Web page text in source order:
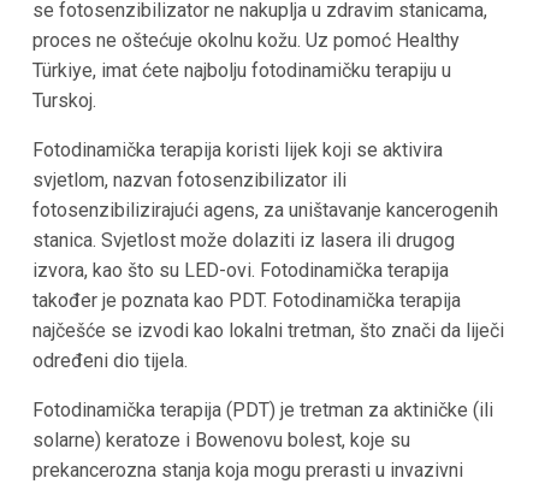
se fotosenzibilizator ne nakuplja u zdravim stanicama,
proces ne oštećuje okolnu kožu. Uz pomoć Healthy
Türkiye, imat ćete najbolju fotodinamičku terapiju u
Turskoj.
Fotodinamička terapija koristi lijek koji se aktivira
svjetlom, nazvan fotosenzibilizator ili
fotosenzibilizirajući agens, za uništavanje kancerogenih
stanica. Svjetlost može dolaziti iz lasera ili drugog
izvora, kao što su LED-ovi. Fotodinamička terapija
također je poznata kao PDT. Fotodinamička terapija
najčešće se izvodi kao lokalni tretman, što znači da liječi
određeni dio tijela.
Fotodinamička terapija (PDT) je tretman za aktiničke (ili
solarne) keratoze i Bowenovu bolest, koje su
prekancerozna stanja koja mogu prerasti u invazivni